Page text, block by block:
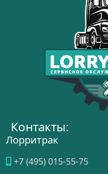
Контакты:
Лорритрак
+7 (495) 015-55-75